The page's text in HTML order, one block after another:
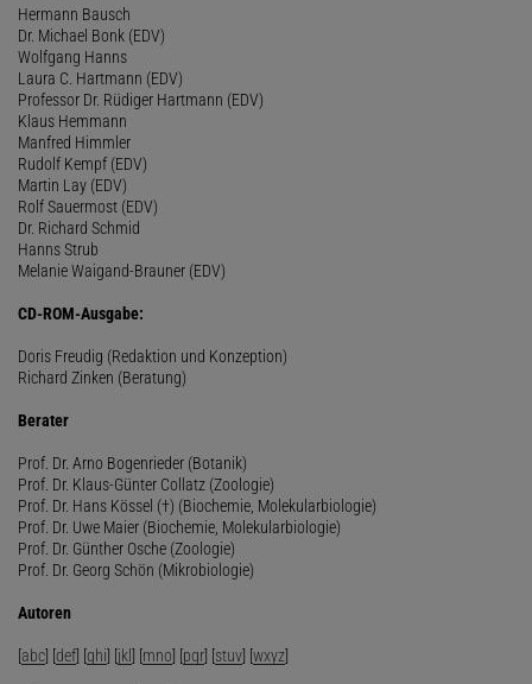
Hermann Bausch
Dr. Michael Bonk (EDV)
Wolfgang Hanns
Laura C. Hartmann (EDV)
Professor Dr. Rüdiger Hartmann (EDV)
Klaus Hemmann
Manfred Himmler
Rudolf Kempf (EDV)
Martin Lay (EDV)
Rolf Sauermost (EDV)
Dr. Richard Schmid
Hanns Strub
Melanie Waigand-Brauner (EDV)
CD-ROM-Ausgabe:
Doris Freudig (Redaktion und Konzeption)
Richard Zinken (Beratung)
Berater
Prof. Dr. Arno Bogenrieder (Botanik)
Prof. Dr. Klaus-Günter Collatz (Zoologie)
Prof. Dr. Hans Kössel (†) (Biochemie, Molekularbiologie)
Prof. Dr. Uwe Maier (Biochemie, Molekularbiologie)
Prof. Dr. Günther Osche (Zoologie)
Prof. Dr. Georg Schön (Mikrobiologie)
Autoren
[abc] [def] [ghi] [jkl] [mno] [pqr] [stuv] [wxyz]